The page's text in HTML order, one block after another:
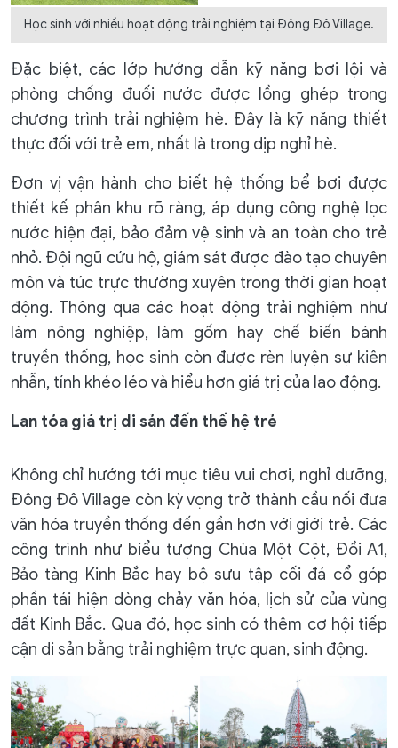
Học sinh với nhiều hoạt động trải nghiệm tại Đông Đô Village.
Đặc biệt, các lớp hướng dẫn kỹ năng bơi lội và
phòng chống đuối nước được lồng ghép trong
chương trình trải nghiệm hè. Đây là kỹ năng thiết
thực đối với trẻ em, nhất là trong dịp nghỉ hè.
Đơn vị vận hành cho biết hệ thống bể bơi được
thiết kế phân khu rõ ràng, áp dụng công nghệ lọc
nước hiện đại, bảo đảm vệ sinh và an toàn cho trẻ
nhỏ. Đội ngũ cứu hộ, giám sát được đào tạo chuyên
môn và túc trực thường xuyên trong thời gian hoạt
động. Thông qua các hoạt động trải nghiệm như
làm nông nghiệp, làm gốm hay chế biến bánh
truyền thống, học sinh còn được rèn luyện sự kiên
nhẫn, tính khéo léo và hiểu hơn giá trị của lao động.
Lan tỏa giá trị di sản đến thế hệ trẻ
Không chỉ hướng tới mục tiêu vui chơi, nghỉ dưỡng,
Đông Đô Village còn kỳ vọng trở thành cầu nối đưa
văn hóa truyền thống đến gần hơn với giới trẻ. Các
công trình như biểu tượng Chùa Một Cột, Đồi A1,
Bảo tàng Kinh Bắc hay bộ sưu tập cối đá cổ góp
phần tái hiện dòng chảy văn hóa, lịch sử của vùng
đất Kinh Bắc. Qua đó, học sinh có thêm cơ hội tiếp
cận di sản bằng trải nghiệm trực quan, sinh động.